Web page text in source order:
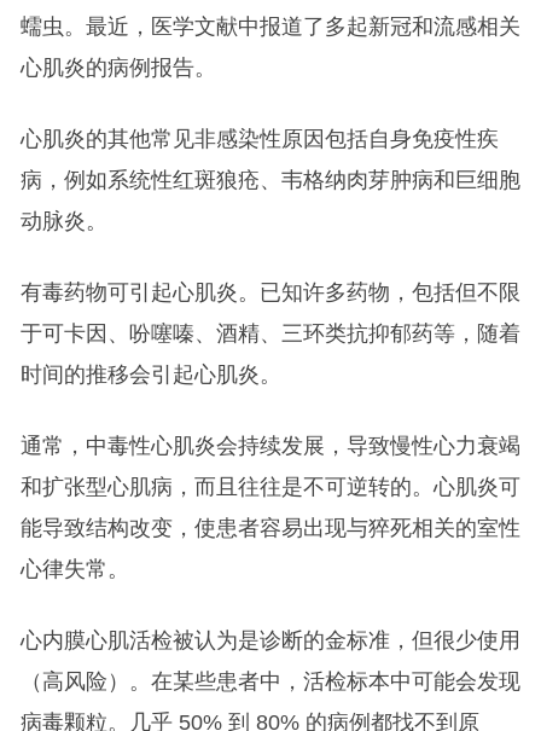
蠕虫。最近，医学文献中报道了多起新冠和流感相关
心肌炎的病例报告。
心肌炎的其他常见非感染性原因包括自身免疫性疾
病，例如系统性红斑狼疮、韦格纳肉芽肿病和巨细胞
动脉炎。
有毒药物可引起心肌炎。已知许多药物，包括但不限
于可卡因、吩噻嗪、酒精、三环类抗抑郁药等，随着
时间的推移会引起心肌炎。
通常，中毒性心肌炎会持续发展，导致慢性心力衰竭
和扩张型心肌病，而且往往是不可逆转的。心肌炎可
能导致结构改变，使患者容易出现与猝死相关的室性
心律失常。
心内膜心肌活检被认为是诊断的金标准，但很少使用
（高风险）。在某些患者中，活检标本中可能会发现
病毒颗粒。几乎 50% 到 80% 的病例都找不到原